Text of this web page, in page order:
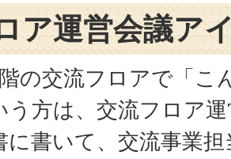
ア運営会議ア
の交流フロアで「こ
う方は、交流フロア
に書いて、交流事業